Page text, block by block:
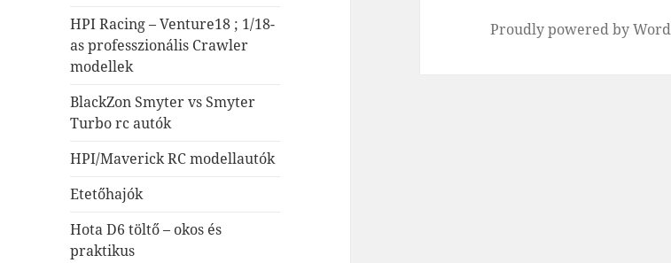
HPI Racing – Venture18 ; 1/18-
as professzionális Crawler
modellek
BlackZon Smyter vs Smyter
Turbo rc autók
HPI/Maverick RC modellautók
Etetőhajók
Hota D6 töltő – okos és
praktikus
Proudly powered by